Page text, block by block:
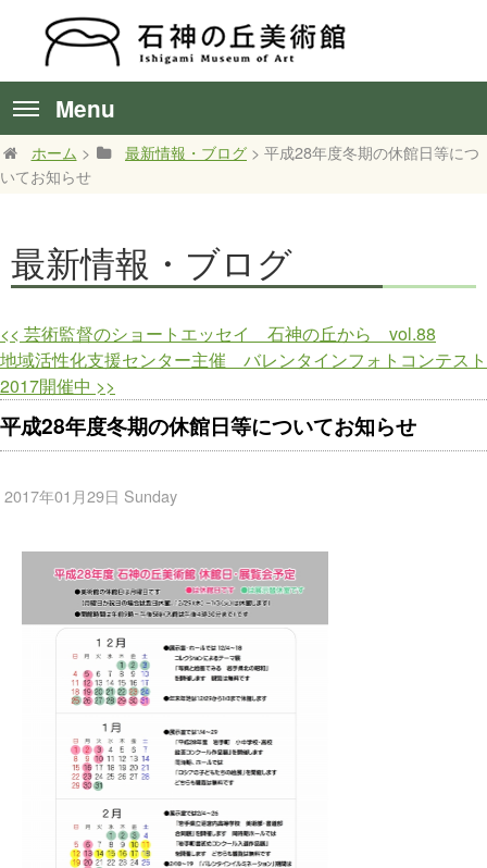
Menu
ホーム > 最新情報・ブログ > 平成28年度冬期の休館日等につ
いてお知らせ
最新情報・ブログ
<< 芸術監督のショートエッセイ 石神の丘から vol.88
地域活性化支援センター主催 バレンタインフォトコンテスト
2017開催中 >>
平成28年度冬期の休館日等についてお知らせ
2017年01月29日 Sunday